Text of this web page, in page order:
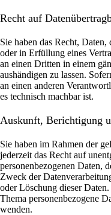
Recht auf
Sie haben das Recht,
oder in Erfüllung eines
an einen Dritten in einem
aushändigen zu lassen.
an einen anderen
es technisch machbar ist.
Auskunft, Berichtigung
Sie haben im Rahmen der
jederzeit das Recht auf
personenbezogenen Daten,
Zweck der
oder Löschung dieser
Thema personenbezogene
wenden.